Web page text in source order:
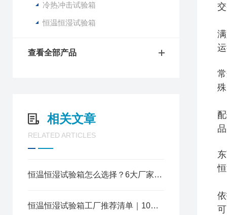
冷热冲击试验箱
恒温恒湿试验箱
查看全部产品
相关文章
RELATED ARTICLES
恒温恒湿试验箱怎么选择？6大厂家排名一目了然
恒温恒湿试验箱工厂推荐清单｜10家主流厂商实力对比